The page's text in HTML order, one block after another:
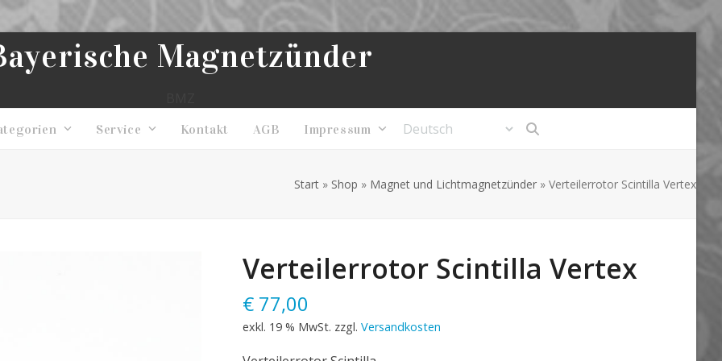
Magnetzünder
Service Kontakt AGB Impressum
Start » Shop » Magnet und Lichtmagnetzünder » Verteilerrotor Scintilla Vertex
Verteilerrotor Scintilla Vertex
€77,00
exkl. 19 % MwSt. zzgl. Versandkosten